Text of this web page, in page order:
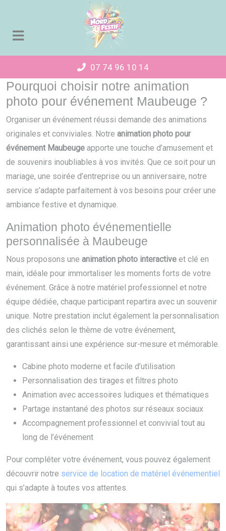
07 74 96 10 14
Pourquoi choisir notre animation
photo pour événement Maubeuge ?
Organiser un événement réussi demande des animations
originales et conviviales. Notre animation photo pour
événement Maubeuge apporte une touche d’amusement et
de souvenirs inoubliables à vos invités. Que ce soit pour un
mariage, une soirée d’entreprise ou un anniversaire, notre
service s’adapte parfaitement à vos besoins pour créer une
ambiance festive et dynamique.
Animation photo événementielle
personnalisée à Maubeuge
Nous proposons une animation photo interactive et clé en
main, idéale pour immortaliser les moments forts de votre
événement. Grâce à notre matériel professionnel et notre
équipe dédiée, chaque participant repartira avec un souvenir
unique. Notre prestation inclut également la personnalisation
des clichés selon le thème de votre événement,
garantissant ainsi une expérience sur-mesure et mémorable.
Cabine photo moderne et facile d’utilisation
Personnalisation des tirages et filtres photo
Animation avec accessoires ludiques et thématiques
Partage instantané des photos sur réseaux sociaux
Accompagnement professionnel et convivial tout au
long de l’événement
Pour compléter votre événement, vous pouvez également
découvrir notre service de location de matériel événementiel
qui s’adapte à toutes vos attentes.
Panneau de gestion des cookies